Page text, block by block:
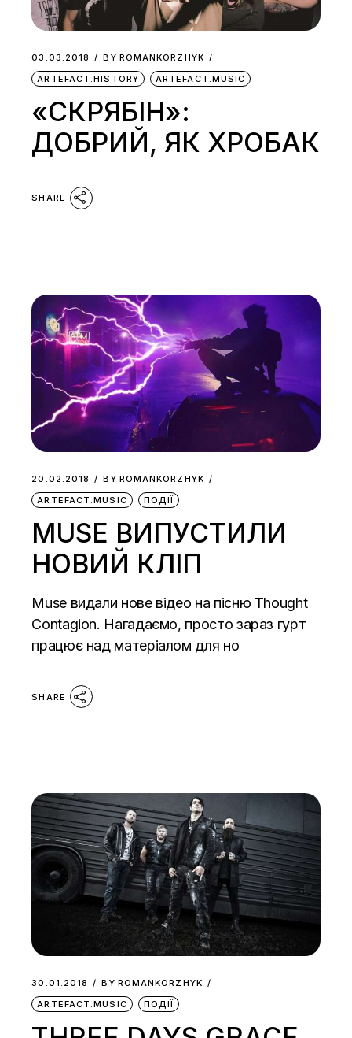
03.03.2018 BY ROMANKORZHYK
ARTEFACT.HISTORY
ARTEFACT.MUSIC
«СКРЯБІН»:
ДОБРИЙ, ЯК ХРОБАК
SHARE
20.02.2018 BY ROMANKORZHYK
ARTEFACT.MUSIC
ПОДІЇ
MUSE ВИПУСТИЛИ
НОВИЙ КЛІП
Muse видали нове відео на пісню Thought
Contagion. Нагадаємо, просто зараз гурт
працює над матеріалом для но
SHARE
30.01.2018 BY ROMANKORZHYK
ARTEFACT.MUSIC
ПОДІЇ